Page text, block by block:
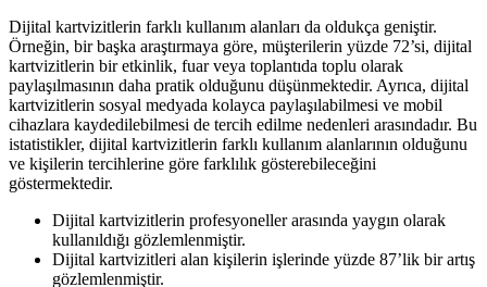
Dijital kartvizitlerin farklı kullanım alanları da oldukça geniştir.
Örneğin, bir başka araştırmaya göre, müşterilerin yüzde 72’si, dijital
kartvizitlerin bir etkinlik, fuar veya toplantıda toplu olarak
paylaşılmasının daha pratik olduğunu düşünmektedir. Ayrıca, dijital
kartvizitlerin sosyal medyada kolayca paylaşılabilmesi ve mobil
cihazlara kaydedilebilmesi de tercih edilme nedenleri arasındadır. Bu
istatistikler, dijital kartvizitlerin farklı kullanım alanlarının olduğunu
ve kişilerin tercihlerine göre farklılık gösterebileceğini
göstermektedir.
Dijital kartvizitlerin profesyoneller arasında yaygın olarak
kullanıldığı gözlemlenmiştir.
Dijital kartvizitleri alan kişilerin işlerinde yüzde 87’lik bir artış
gözlemlenmiştir.